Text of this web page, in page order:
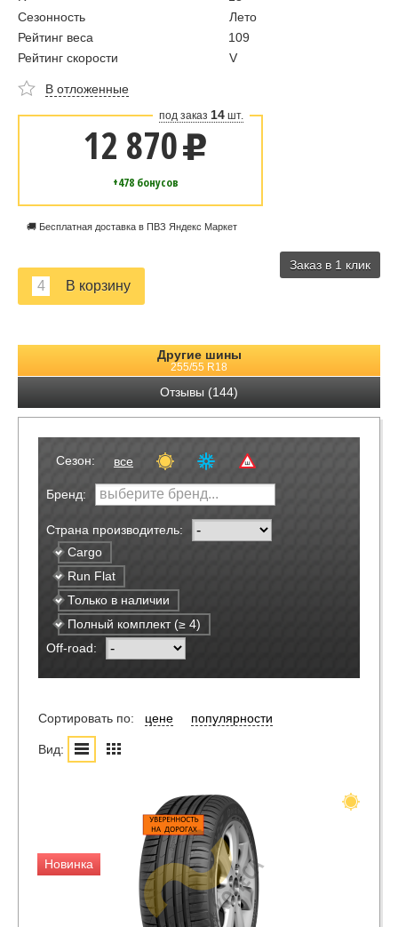
Сезонность
Лето
Рейтинг веса
109
Рейтинг скорости
V
В отложенные
под заказ 14 шт.
12 870u
+478 бонусов
🚚 Бесплатная доставка в ПВЗ Яндекс Маркет
Заказ в 1 клик
Другие шины
255/55 R18
Отзывы (144)
Сезон: все
Бренд:
Страна производитель:
Cargo
Run Flat
Только в наличии
Полный комплект (≥ 4)
Off-road:
Сортировать по: цене популярности
Вид:
Новинка